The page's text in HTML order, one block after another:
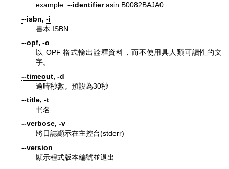
example: --identifierasin:B0082BAJA0
--isbn, -i
書本 ISBN
--opf, -o
以 OPF 格式輸出詮釋資料，而不使用具人類可讀性的文
字。
--timeout, -d
逾時秒數。預設為30秒
--title, -t
书名
--verbose, -v
將日誌顯示在主控台(stderr)
--version
顯示程式版本編號並退出